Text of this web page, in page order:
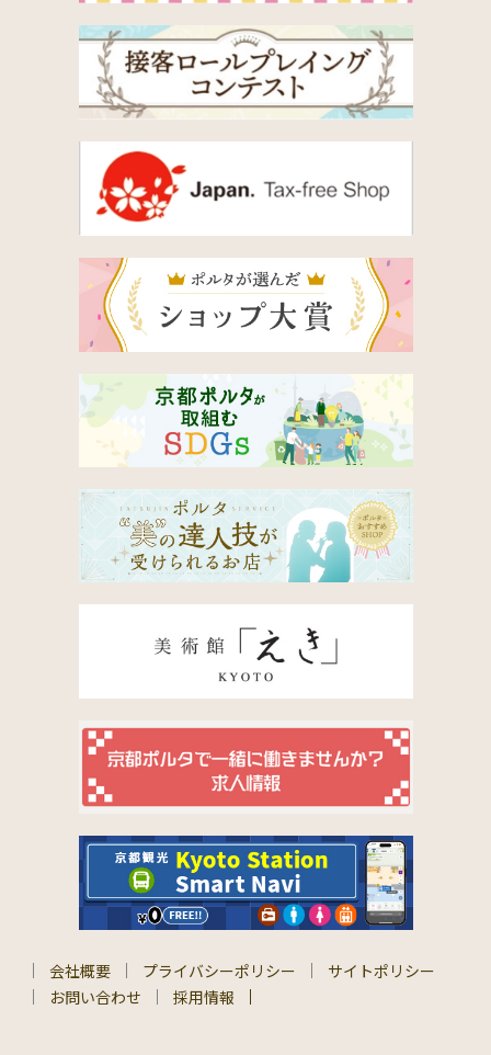
会社概要 プライバシーポリシー
サイトポリシー
お問い合わせ
採用情報